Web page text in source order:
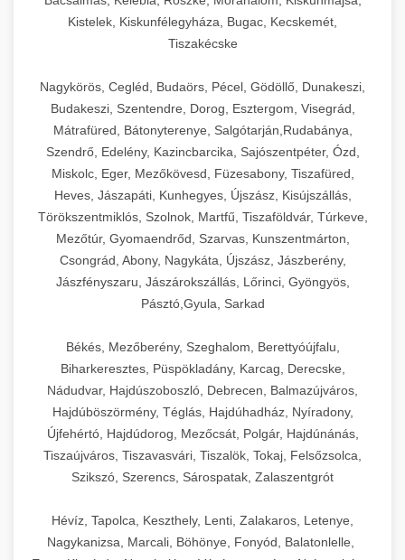
Kistelek, Kiskunfélegyháza, Bugac, Kecskemét,
Tiszakécske
Nagykörös, Cegléd, Budaörs, Pécel, Gödöllő, Dunakeszi,
Budakeszi, Szentendre, Dorog, Esztergom, Visegrád,
Mátrafüred, Bátonyterenye, Salgótarján,Rudabánya,
Szendrő, Edelény, Kazincbarcika, Sajószentpéter, Ózd,
Miskolc, Eger, Mezőkövesd, Füzesabony, Tiszafüred,
Heves, Jászapáti, Kunhegyes, Újszász, Kisújszállás,
Törökszentmiklós, Szolnok, Martfű, Tiszaföldvár, Túrkeve,
Mezőtúr, Gyomaendrőd, Szarvas, Kunszentmárton,
Csongrád, Abony, Nagykáta, Újszász, Jászberény,
Jászfényszaru, Jászárokszállás, Lőrinci, Gyöngyös,
Pásztó,Gyula, Sarkad
Békés, Mezőberény, Szeghalom, Berettyóújfalu,
Biharkeresztes, Püspökladány, Karcag, Derecske,
Nádudvar, Hajdúszoboszló, Debrecen, Balmazújváros,
Hajdúböszörmény, Téglás, Hajdúhadház, Nyíradony,
Újfehértó, Hajdúdorog, Mezőcsát, Polgár, Hajdúnánás,
Tiszaújváros, Tiszavasvári, Tiszalök, Tokaj, Felsőzsolca,
Szikszó, Szerencs, Sárospatak, Zalaszentgrót
Hévíz, Tapolca, Keszthely, Lenti, Zalakaros, Letenye,
Nagykanizsa, Marcali, Böhönye, Fonyód, Balatonlelle,